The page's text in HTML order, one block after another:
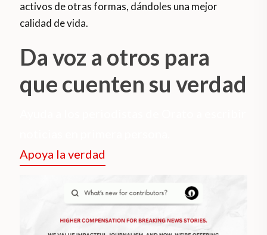
activos de otras formas, dándoles una mejor
calidad de vida.
Da voz a otros para
que cuenten su verdad
Apoya la verdad